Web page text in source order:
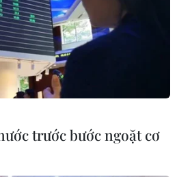
trước bước ngoặt cơ